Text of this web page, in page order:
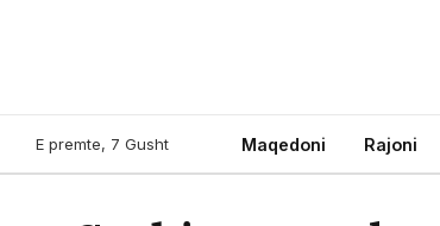
E premte, 7 Gusht Maqedoni Rajoni